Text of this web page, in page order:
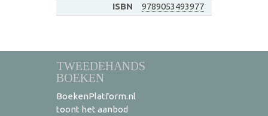
ISBN
9789053493977
TWEEDEHANDS
BOEKEN
BoekenPlatform.nl
toont het aanbod